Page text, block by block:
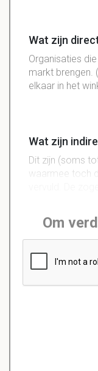
Wat zijn
Organisaties
markt brengen.
elkaar in het
Wat zijn
Dit zijn (soms
waarmee toch
Om